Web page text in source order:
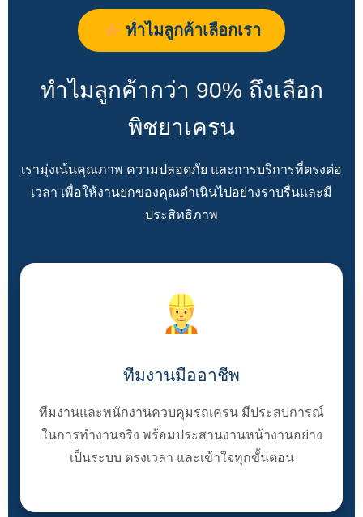
ทำไมลูกค้าเลือกเรา
ทำไมลูกค้ากว่า 90% ถึงเลือก
พิชยาเครน
เรามุ่งเน้นคุณภาพ ความปลอดภัย และการบริการที่ตรงต่อ
เวลา เพื่อให้งานยกของคุณดำเนินไปอย่างราบรื่นและมี
ประสิทธิภาพ
ทีมงานมืออาชีพ
ทีมงานและพนักงานควบคุมรถเครน มีประสบการณ์
ในการทำงานจริง พร้อมประสานงานหน้างานอย่าง
เป็นระบบ ตรงเวลา และเข้าใจทุกขั้นตอน